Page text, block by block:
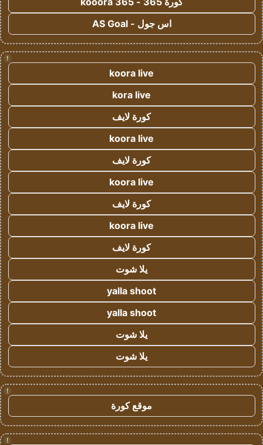
اس جول - AS Goal
!
koora live
kora live
كورة لايف
koora live
كورة لايف
koora live
كورة لايف
koora live
كورة لايف
يلا شوت
yalla shoot
yalla shoot
يلا شوت
يلا شوت
!
موقع كورة
!